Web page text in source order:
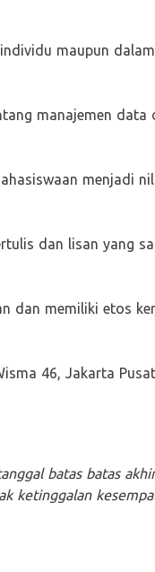
maupun
manajemen data
menjadi
dan lisan yang
dan memiliki etos
46, Jakarta
batas batas
ketinggalan